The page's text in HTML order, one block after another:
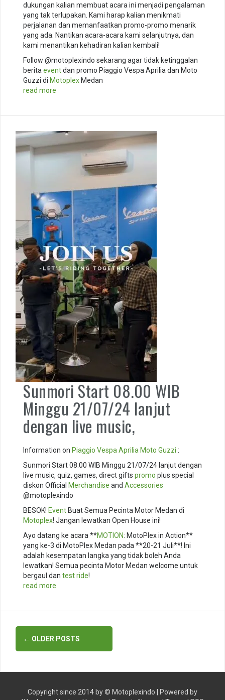
dukungan kalian membuat acara ini menjadi pengalaman
yang tak terlupakan. Kami harap kalian menikmati
perjalanan dan memanfaatkan promo-promo menarik
yang ada. Nantikan acara-acara kami selanjutnya, dan
kami menantikan kehadiran kalian kembali!
Follow @motoplexindo sekarang agar tidak ketinggalan
berita eventdan promo Piaggio Vespa Aprilia dan Moto
Guzzi di Motoplex Medan
read more
Sunmori Start 08.00 WIB
Minggu 21/07/24 lanjut
dengan live music,
Information on Piaggio Vespa Aprilia Moto Guzzi :
Sunmori Start 08.00 WIB Minggu 21/07/24 lanjut dengan
live music, quiz, games, direct gifts promo plus special
diskon Official Merchandise and Accessories
@motoplexindo
BESOK! Event Buat Semua Pecinta Motor Medan di
Motoplex! Jangan lewatkan Open House ini!
Ayo datang ke acara **MOTION: MotoPlex in Action**
yang ke-3 di MotoPlex Medan pada **20-21 Juli**! Ini
adalah kesempatan langka yang tidak boleh Anda
lewatkan! Semua pecinta Motor Medan welcome untuk
bergaul dan test ride!
read more
Posts
navigation
← OLDER POSTS
Copyright since 2014 by © Motoplexindo | Powered by